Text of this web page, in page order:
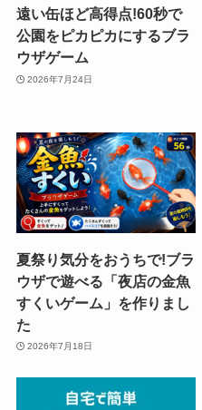
遠い缶ほど高得点!60秒で
公園をピカピカにするブラ
ウザゲーム
2026年7月24日
夏祭り気分をおうちで!ブラ
ウザで遊べる「夜店の金魚
すくいゲーム」を作りまし
た
2026年7月18日